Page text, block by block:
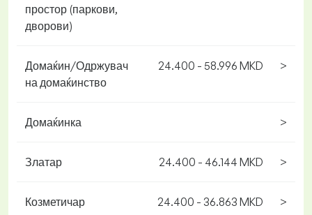
простор (паркови,
дворови)
Домаќин/Одржувач
на домаќинство
24.400 - 58.996 MKD >
Домаќинка >
Златар 24.400 - 46.144 MKD >
Козметичар 24.400 - 36.863 MKD >